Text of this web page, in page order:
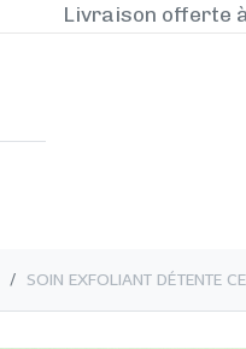
Livraison offerte
​​​​​SOIN EXFOLIANT DÉTENTE